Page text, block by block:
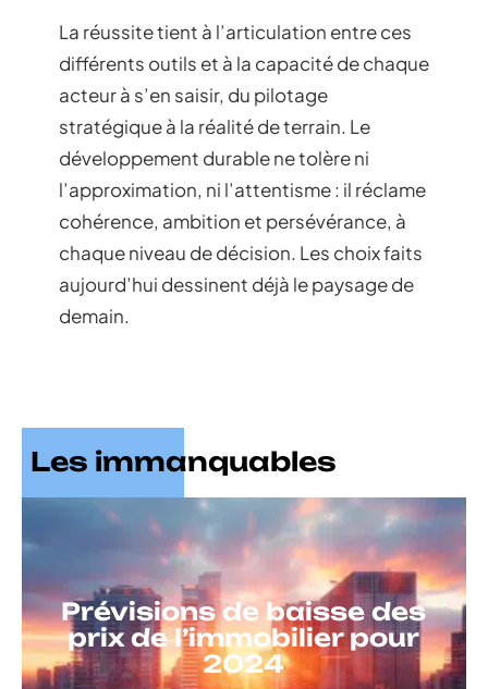
La réussite tient à l’articulation entre ces
différents outils et à la capacité de chaque
acteur à s’en saisir, du pilotage
stratégique à la réalité de terrain. Le
développement durable ne tolère ni
l’approximation, ni l’attentisme : il réclame
cohérence, ambition et persévérance, à
chaque niveau de décision. Les choix faits
aujourd’hui dessinent déjà le paysage de
demain.
Les immanquables
Prévisions de baisse des
prix de l’immobilier pour
2024